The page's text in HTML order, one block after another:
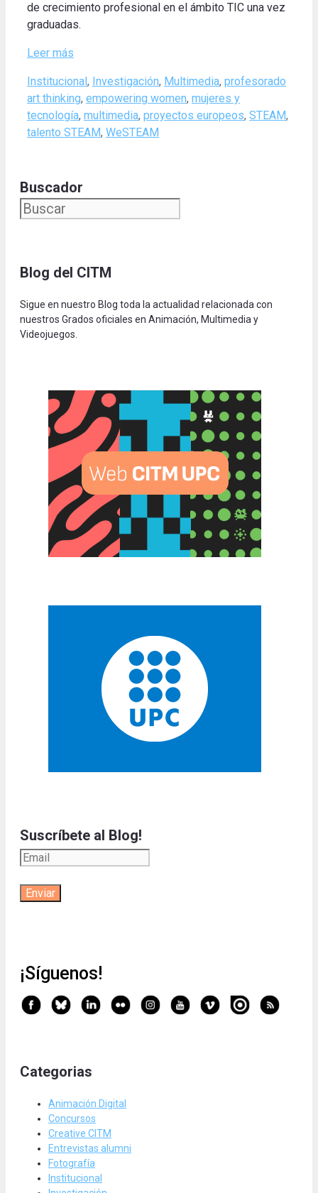
de crecimiento profesional en el ámbito TIC una vez
graduadas.
Leer más
Categories
Institucional , Investigación, Multimedia, profesorado
art thinking, empowering women, mujeres y
tecnología, multimedia, proyectos europeos, STEAM,
talento STEAM, WeSTEAM
Buscador
Blog del CITM
Sigue en nuestro Blog toda la actualidad relacionada con
nuestros Grados oficiales en Animación, Multimedia y
Videojuegos.
Suscríbete al Blog!
¡Síguenos!
Categorias
Animación Digital
Concursos
Creative CITM
Entrevistas alumni
Fotografía
Institucional